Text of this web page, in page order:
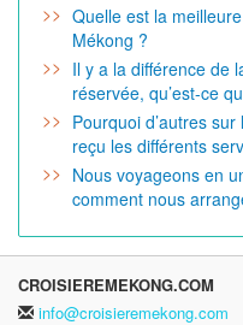
Quelle est la
Mékong ?
Il y a la différence de
réservée, qu’est-ce
Pourquoi d’autres
reçu les différents
Nous voyageons en
comment nous
CROISIEREMEKONG.COM
info@croisieremekong.com